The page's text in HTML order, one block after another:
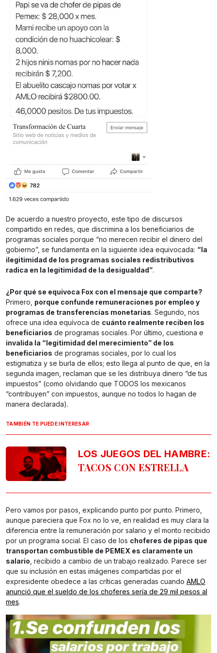
De acuerdo a nuestro proyecto, este tipo de discursos
compartido en redes, que discrimina a los beneficiarios de
programas sociales porque “no merecen recibir el dinero del
gobierno”, se fundamenta en la siguiente idea equivocada: “la
ilegitimidad de los programas sociales redistributivos
radica en la legitimidad de la desigualdad”.
¿Por qué se equivoca Fox con el mensaje que comparte?
Primero, porque confunde remuneraciones por empleo y
programas de transferencias monetarias. Segundo, nos
ofrece una idea equívoca de cuánto realmente reciben los
beneficiarios de programas sociales. Por último, cuestiona e
invalida la “legitimidad del merecimiento” de los
beneficiarios de programas sociales, por lo cual los
estigmatiza y se burla de ellos; esto llega al punto de que, en la
segunda imagen, reclaman que se les distribuya dinero “de tus
impuestos” (como olvidando que TODOS los mexicanos
“contribuyen” con impuestos, aunque no todos lo hagan de
manera declarada).
TAMBIÉN TE PUEDE INTERESAR
LOS JUEGOS DEL HAMBRE:
TACOS CON ESTRELLA
Pero vamos por pasos, explicando punto por punto. Primero,
aunque pareciera que Fox no lo ve, en realidad es muy clara la
diferencia entre la remuneración por salario y el monto recibido
por un programa social. El caso de los choferes de pipas que
transportan combustible de PEMEX es claramente un
salario , recibido a cambio de un trabajo realizado. Parece ser
que su inclusión en estas imágenes compartidas por el
expresidente obedece a las críticas generadas cuando AMLO
anunció que el sueldo de los choferes sería de 29 mil pesos al
mes.